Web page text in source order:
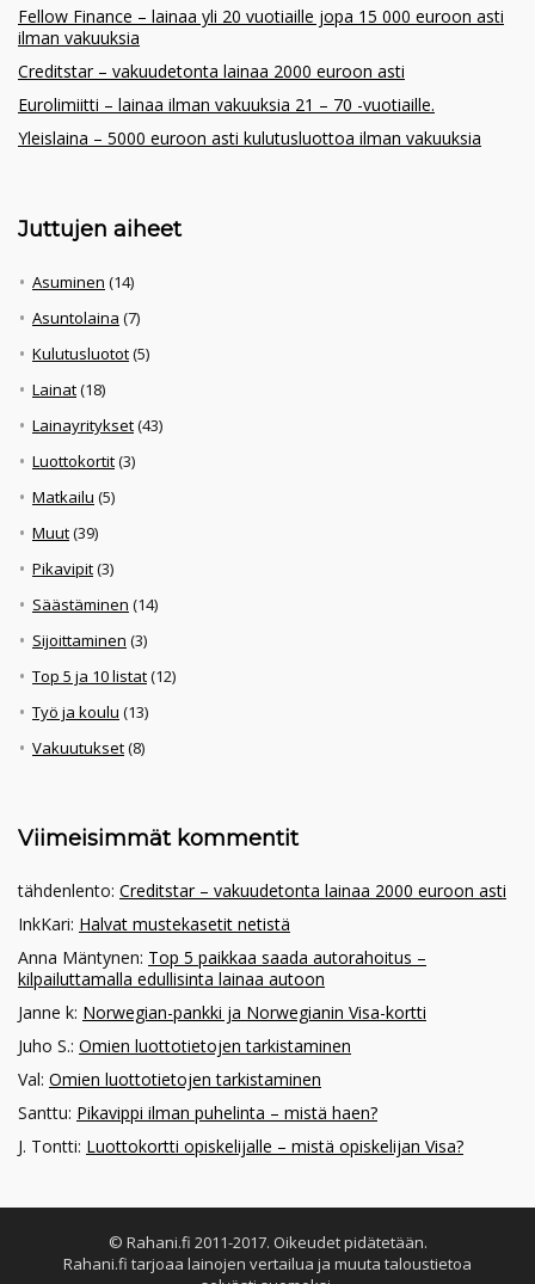
Fellow Finance – lainaa yli 20 vuotiaille jopa 15 000 euroon asti
ilman vakuuksia
Creditstar – vakuudetonta lainaa 2000 euroon asti
Eurolimiitti – lainaa ilman vakuuksia 21 – 70 -vuotiaille.
Yleislaina – 5000 euroon asti kulutusluottoa ilman vakuuksia
Juttujen aiheet
Asuminen (14)
Asuntolaina (7)
Kulutusluotot(5)
Lainat(18)
Lainayritykset(43)
Luottokortit(3)
Matkailu (5)
Muut(39)
Pikavipit(3)
Säästäminen (14)
Sijoittaminen (3)
Top 5 ja 10 listat(12)
Työ ja koulu (13)
Vakuutukset(8)
Viimeisimmät kommentit
tähdenlento: Creditstar – vakuudetonta lainaa 2000 euroon asti
InkKari: Halvat mustekasetit netistä
Anna Mäntynen: Top 5 paikkaa saada autorahoitus –
kilpailuttamalla edullisinta lainaa autoon
Janne k: Norwegian-pankki ja Norwegianin Visa-kortti
Juho S.: Omien luottotietojen tarkistaminen
Val: Omien luottotietojen tarkistaminen
Santtu: Pikavippi ilman puhelinta – mistä haen?
J. Tontti: Luottokortti opiskelijalle – mistä opiskelijan Visa?
© Rahani.fi 2011-2017. Oikeudet pidätetään.
Rahani.fi tarjoaa lainojen vertailua ja muuta taloustietoa